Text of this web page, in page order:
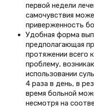
первой недели
самочувствия
приверженность
Удобная форма
предполагающая
протяжении всего
проблему,
использовании
4 раза в день, в
время больной
несмотря на